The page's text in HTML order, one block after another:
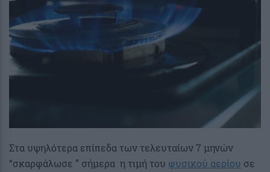
Στα υψηλότερα επίπεδα των τελευταίων 7 μηνών
“σκαρφάλωσε ” σήμερα η τιμή του φυσικού αερίου σε